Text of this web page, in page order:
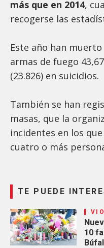
más que en 2014,
recogerse las
Este año han
armas de fuego
(23.826) en suicidios.
También se han
masas, que la
incidentes en los
cuatro o más
TE PUEDE
10